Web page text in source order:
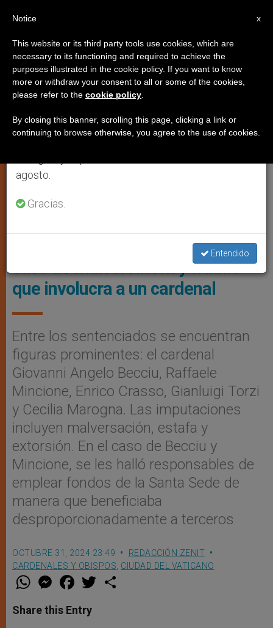
CARDENALES Y OBISPOS ,CIUDAD DEL VATICANO
El Cardenal Becciu Ha Sido El Protagonista De Otro Capítulo
Vaticano: veredicto decisivo en
caso de malversación y fraude
que involucra a un cardenal
Entre los sentenciados se encuentran
figuras prominentes: el cardenal
Giovanni Angelo Becciu, Raffaele
Mincione, Enrico Crasso, Gianluigi Torzi
y Cecilia Marogna. Las imputaciones
incluyen malversación, estafa y
extorsión. En el caso de Becciu y
Mincione, se les halló responsables de
emplear fondos de la Santa Sede de
manera que beneficiaba
desproporcionadamente a terceros
OCTUBRE 31, 2024 23:49
REDACCIÓN ZENIT
CARDENALES Y OBISPOS CIUDAD DEL VATICANO
W
t
s
M
e
s
e
F
a
e
b
w
Share this Entry
×
Aviso importante
Del 27 de julio al 7 de agosto haremos la pausa
anual, aprovechando que en el periodo de verano
se generan menos informaciones y también el
agosto.
Gracias.
Entendido
x
Notice
This website or its third party tools use cookies, which are
necessary to its functioning and required to achieve the
purposes illustrated in the cookie policy. If you want to know
more or withdraw your consent to all or some of the cookies,
please refer to the cookie policy
By closing this banner, scrolling this page, clicking a link or
continuing to browse otherwise, you agree to the use of cookies.